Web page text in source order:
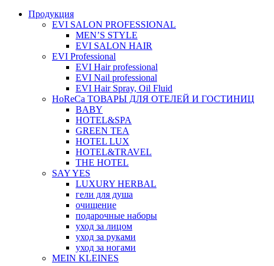
Продукция
EVI SALON PROFESSIONAL
MEN’S STYLE
EVI SALON HAIR
EVI Professional
EVI Hair professional
EVI Nail professional
EVI Hair Spray, Oil Fluid
HoReCa ТОВАРЫ ДЛЯ ОТЕЛЕЙ И ГОСТИНИЦ
BABY
HOTEL&SPA
GREEN TEA
HOTEL LUX
HOTEL&TRAVEL
THE HOTEL
SAY YES
LUXURY HERBAL
гели для душа
очищение
подарочные наборы
уход за лицом
уход за руками
уход за ногами
MEIN KLEINES